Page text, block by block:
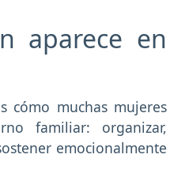
aparece en
cómo muchas mujeres
familiar: organizar,
emocionalmente